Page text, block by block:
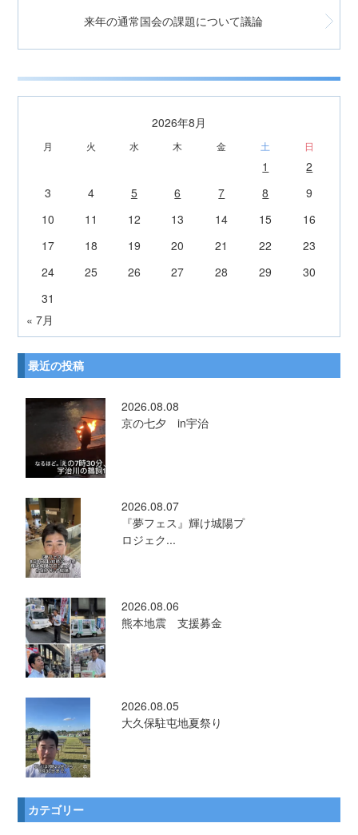
来年の通常国会の課題について議論
2026年8月
月 火 水 木 金 土 日
1
2
3
4 5 6 7 8
9
10
11 12 13 14 15
16
17
18 19 20 21 22
23
24
25 26 27 28 29
30
31
« 7月
最近の投稿
2026.08.08
京の七夕 in宇治
2026.08.07
『夢フェス』輝け城陽プ
ロジェク...
2026.08.06
熊本地震 支援募金
2026.08.05
大久保駐屯地夏祭り
カテゴリー